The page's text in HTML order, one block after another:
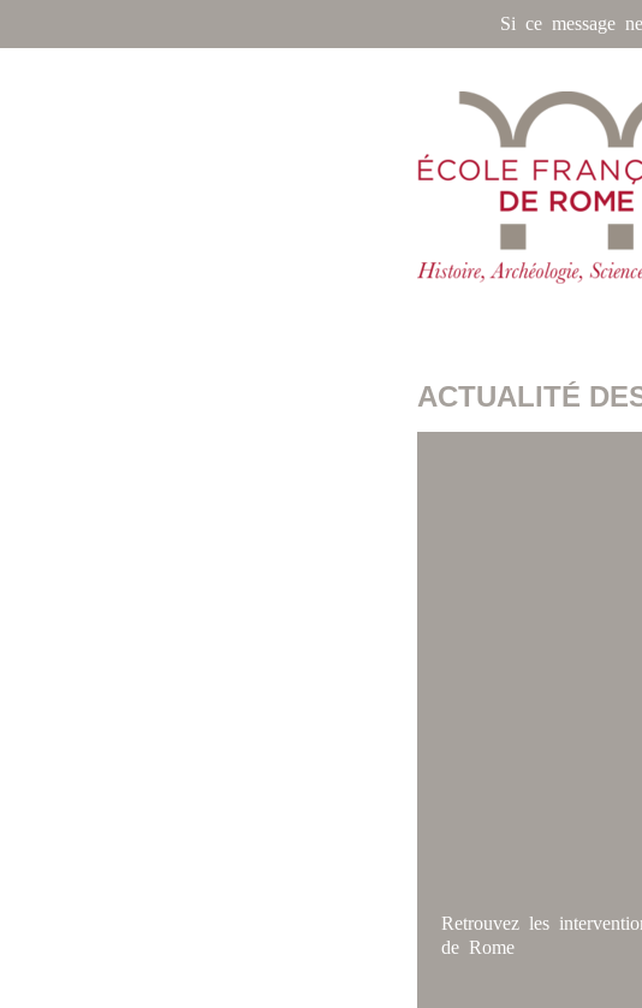
Si ce message
ACTUALITÉ
Retrouvez les
de Rome